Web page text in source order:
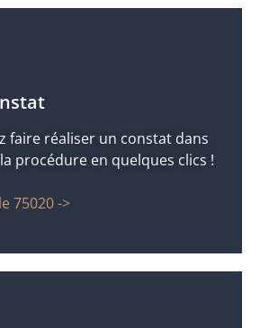
faire réaliser un constat dans
procédure en quelques clics !
75020 ->